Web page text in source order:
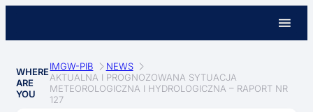
WHERE
ARE
YOU
IMGW-PIB
NEWS
AKTUALNA I PROGNOZOWANA SYTUACJA
METEOROLOGICZNA I HYDROLOGICZNA – RAPORT NR
127